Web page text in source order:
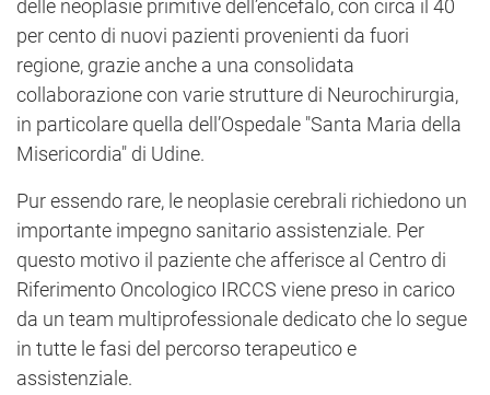
delle neoplasie primitive dell’encefalo, con circa il 40
per cento di nuovi pazienti provenienti da fuori
regione, grazie anche a una consolidata
collaborazione con varie strutture di Neurochirurgia,
in particolare quella dell’Ospedale "Santa Maria della
Misericordia" di Udine.
Pur essendo rare, le neoplasie cerebrali richiedono un
importante impegno sanitario assistenziale. Per
questo motivo il paziente che afferisce al Centro di
Riferimento Oncologico IRCCS viene preso in carico
da un team multiprofessionale dedicato che lo segue
in tutte le fasi del percorso terapeutico e
assistenziale.